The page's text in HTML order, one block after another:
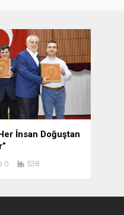
İnsan Doğuştan
0 538